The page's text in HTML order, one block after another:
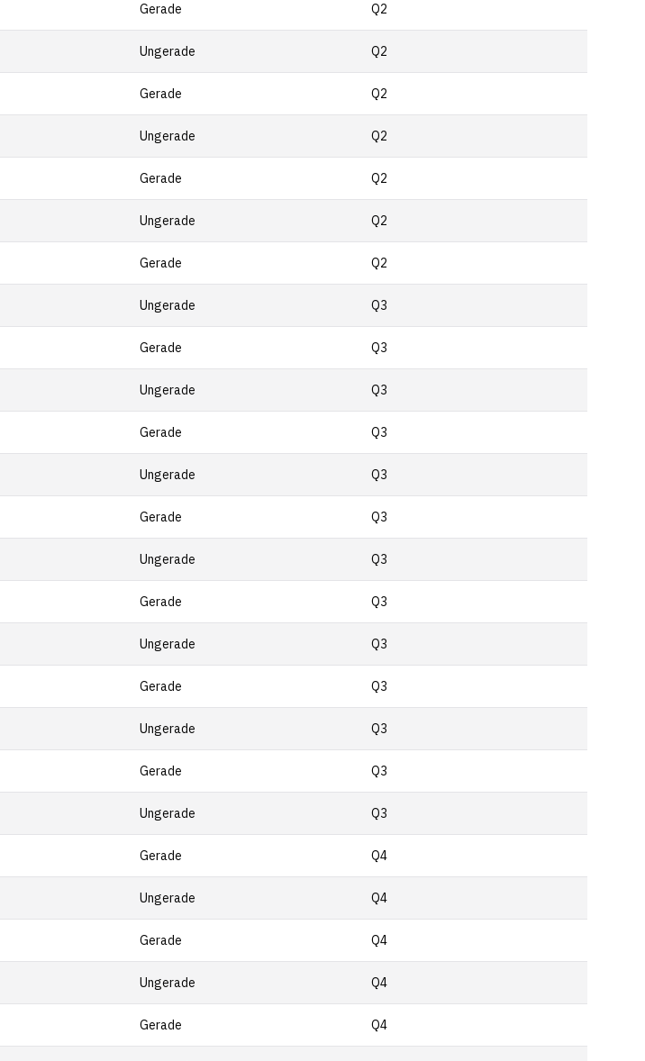
Gerade Q2
Ungerade Q2
Gerade Q2
Ungerade Q2
Gerade Q2
Ungerade Q2
Gerade Q2
Ungerade Q3
Gerade Q3
Ungerade Q3
Gerade Q3
Ungerade Q3
Gerade Q3
Ungerade Q3
Gerade Q3
Ungerade Q3
Gerade Q3
Ungerade Q3
Gerade Q3
Ungerade Q3
Gerade Q4
Ungerade Q4
Gerade Q4
Ungerade Q4
Gerade Q4